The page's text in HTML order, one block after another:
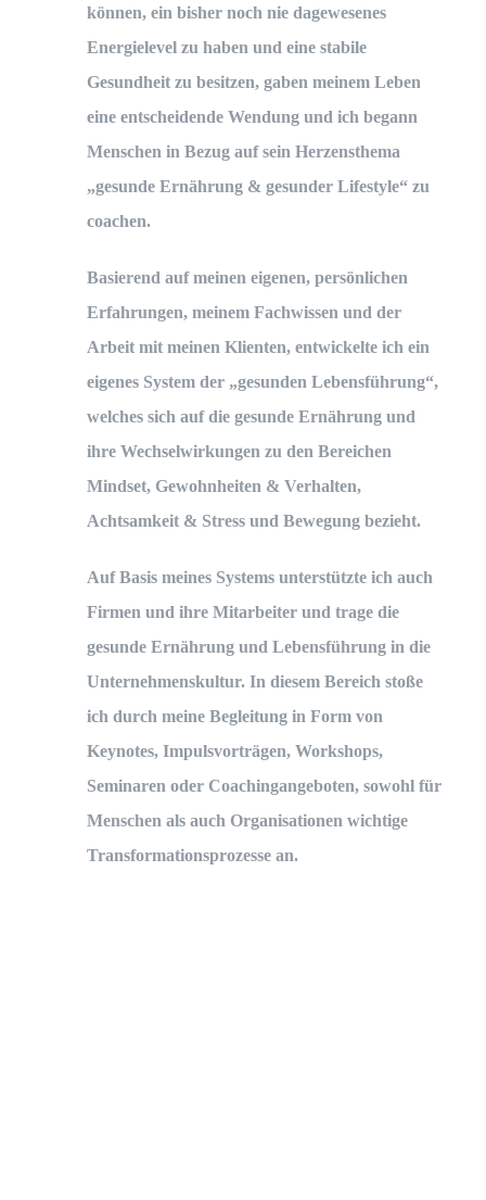
können, ein bisher noch nie dagewesenes
Energielevel zu haben und eine stabile
Gesundheit zu besitzen, gaben meinem Leben
eine entscheidende Wendung und ich begann
Menschen in Bezug auf sein Herzensthema
„gesunde Ernährung & gesunder Lifestyle“ zu
coachen.
Basierend auf meinen eigenen, persönlichen
Erfahrungen, meinem Fachwissen und der
Arbeit mit meinen Klienten, entwickelte ich ein
eigenes System der „gesunden Lebensführung“,
welches sich auf die gesunde Ernährung und
ihre Wechselwirkungen zu den Bereichen
Mindset, Gewohnheiten & Verhalten,
Achtsamkeit & Stress und Bewegung bezieht.
Auf Basis meines Systems unterstützte ich auch
Firmen und ihre Mitarbeiter und trage die
gesunde Ernährung und Lebensführung in die
Unternehmenskultur. In diesem Bereich stoße
ich durch meine Begleitung in Form von
Keynotes, Impulsvorträgen, Workshops,
Seminaren oder Coachingangeboten, sowohl für
Menschen als auch Organisationen wichtige
Transformationsprozesse an.